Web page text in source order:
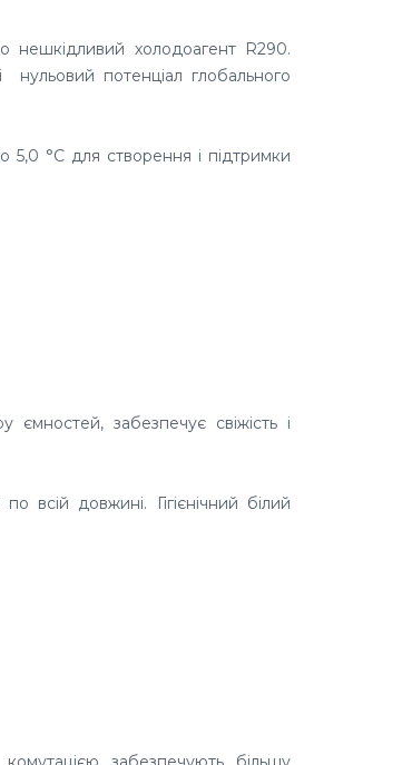
нешкідливий холодоагент R290.
потенціал глобального
5,0 °C для створення і підтримки
ємностей, забезпечує свіжість і
довжині. Гігієнічний білий